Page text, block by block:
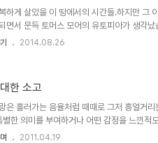
하게 살았을 이 땅에서의 시간들.하지만 그
면서 문득 토머스 모어의 유토피아가 생각
지만, 상상은 할 수 있지 않을까? 이미지 출
잘 지키고... 선진국은... 선진국에 가보면...
들리던 이야기들이었죠. 그럴 수도 있고 그
2014.08.26
한 소고
은 흘러가는 음율처럼 때때로 그저 흥얼거리
별한 의미를 부여하거나 어떤 감정을 느낀적
들 대다수가 그러하리라 생각합니다. 10년
2011.04.19